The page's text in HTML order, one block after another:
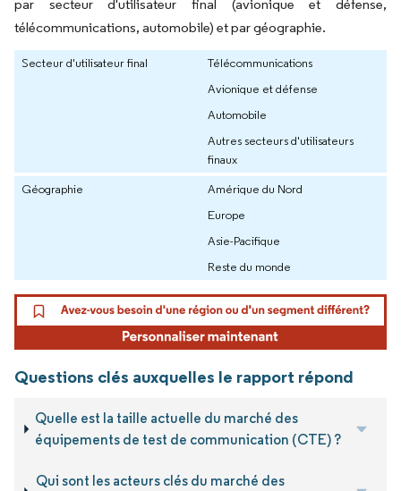
par secteur d'utilisateur final (avionique et défense,
télécommunications, automobile) et par géographie.
Secteur d'utilisateur final
Télécommunications
Avionique et défense
Automobile
Autres secteurs d'utilisateurs
finaux
Géographie
Amérique du Nord
Europe
Asie-Pacifique
Reste du monde
Questions clés auxquelles le rapport répond
Quelle est la taille actuelle du marché des
équipements de test de communication (CTE) ?
Qui sont les acteurs clés du marché des